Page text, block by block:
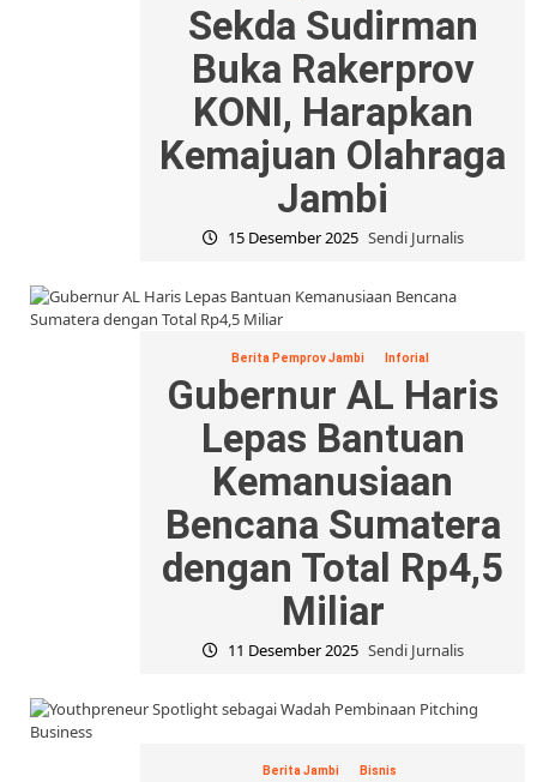
Sekda Sudirman
Buka Rakerprov
KONI, Harapkan
Kemajuan Olahraga
Jambi
15 Desember 2025 Sendi Jurnalis
Berita Pemprov Jambi Inforial
Gubernur AL Haris
Lepas Bantuan
Kemanusiaan
Bencana Sumatera
dengan Total Rp4,5
Miliar
11 Desember 2025 Sendi Jurnalis
Berita Jambi Bisnis